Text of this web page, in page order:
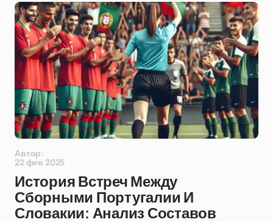
Автор:
22 фев 2025
История Встреч Между
Сборными Португалии И
Словакии: Анализ Составов